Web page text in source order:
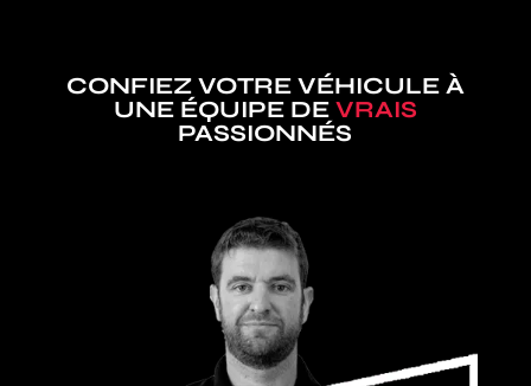
CONFIEZ VOTRE VÉHICULE À
UNE ÉQUIPE DE VRAIS
PASSIONNÉS